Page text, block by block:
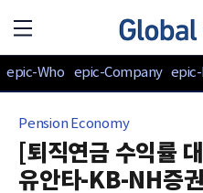
epic-Who epic-Company
Pension Economy
[퇴직연금 수익률
유안타-KB-NH증